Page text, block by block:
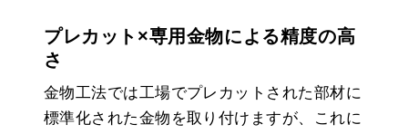
プレカット×専用金物による精度の高
さ
金物工法では工場でプレカットされた部材に
標準化された金物を取り付けますが、これに